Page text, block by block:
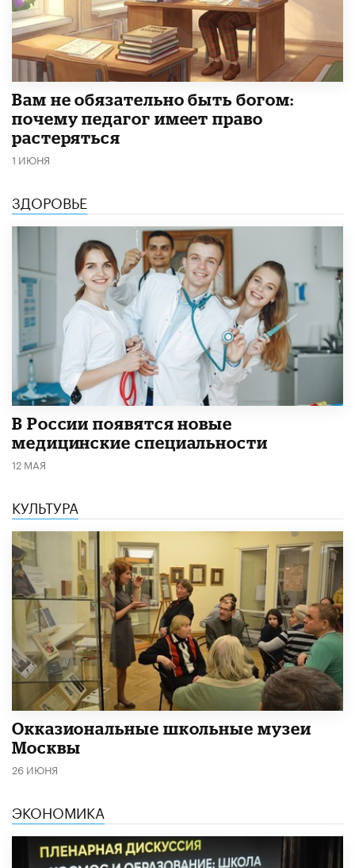
​Вам не обязательно быть богом:
почему педагог имеет право
растеряться
1 ИЮНЯ
ЗДОРОВЬЕ
В России появятся новые
медицинские специальности
12 МАЯ
КУЛЬТУРА
​Окказиональные школьные музеи
Москвы
26 ИЮНЯ
ЭКОНОМИКА